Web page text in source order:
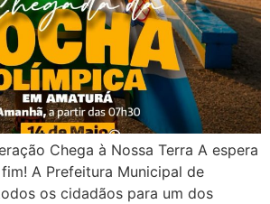
Chega à Nossa Terra A espera
A Prefeitura Municipal de
os cidadãos para um dos